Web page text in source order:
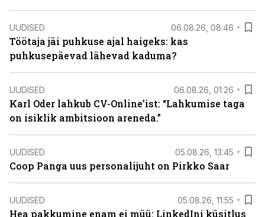
UUDISED 06.08.26, 08:46
Töötaja jäi puhkuse ajal haigeks: kas
puhkusepäevad lähevad kaduma?
UUDISED 06.08.26, 01:26
Karl Oder lahkub CV-Online’ist: “Lahkumise taga
on isiklik ambitsioon areneda.”
UUDISED 05.08.26, 13:45
Coop Panga uus personalijuht on Pirkko Saar
UUDISED 05.08.26, 11:55
Hea pakkumine enam ei müü: LinkedIni küsitlus